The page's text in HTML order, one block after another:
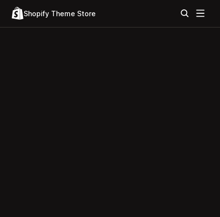
Shopify Theme Store